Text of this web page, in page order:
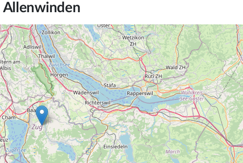
Allenwinden